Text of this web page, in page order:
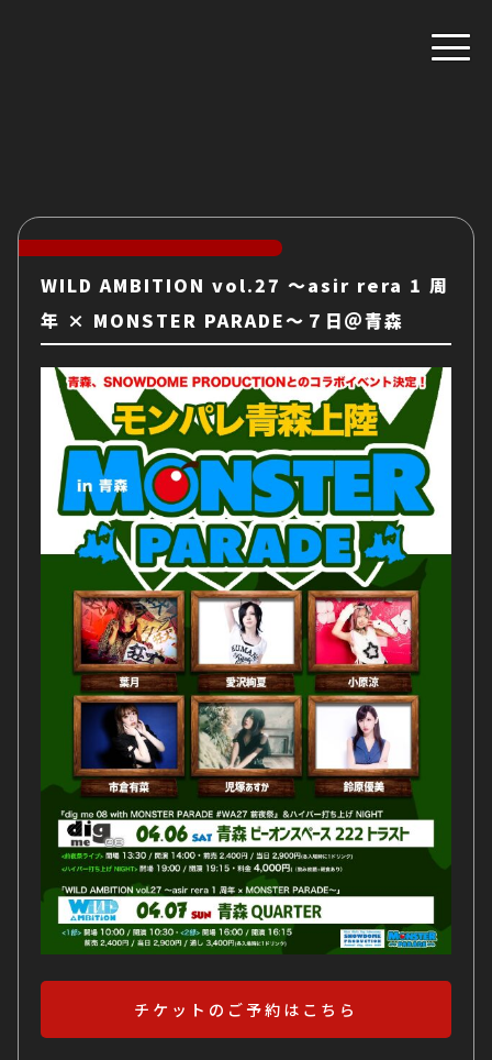
WILD AMBITION vol.27 ～asir rera 1 周
年 × MONSTER PARADE～７日＠青森
チケットのご予約はこちら